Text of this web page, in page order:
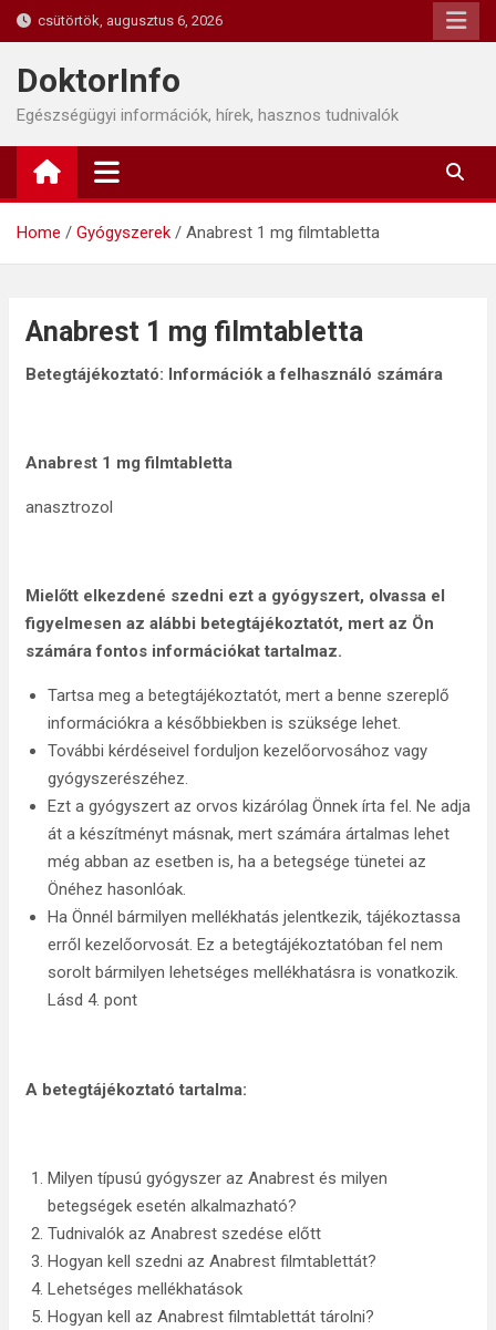
Skip
to
content
csütörtök, augusztus 6, 2026
DoktorInfo
Egészségügyi információk, hírek, hasznos tudnivalók
Home Gyógyszerek Anabrest 1 mg filmtabletta
Anabrest 1 mg filmtabletta
Betegtájékoztató: Információk a felhasználó számára
Anabrest 1 mg filmtabletta
anasztrozol
Mielőtt elkezdené szedni ezt a gyógyszert, olvassa el
figyelmesen az alábbi betegtájékoztatót, mert az Ön
számára fontos információkat tartalmaz.
Tartsa meg a betegtájékoztatót, mert a benne szereplő
információkra a későbbiekben is szüksége lehet.
További kérdéseivel forduljon kezelőorvosához vagy
gyógyszerészéhez.
Ezt a gyógyszert az orvos kizárólag Önnek írta fel. Ne adja
át a készítményt másnak, mert számára ártalmas lehet
még abban az esetben is, ha a betegsége tünetei az
Önéhez hasonlóak.
Ha Önnél bármilyen mellékhatás jelentkezik, tájékoztassa
erről kezelőorvosát. Ez a betegtájékoztatóban fel nem
sorolt bármilyen lehetséges mellékhatásra is vonatkozik.
Lásd 4. pont
A betegtájékoztató tartalma:
Milyen típusú gyógyszer az Anabrest és milyen
betegségek esetén alkalmazható?
Tudnivalók az Anabrest szedése előtt
Hogyan kell szedni az Anabrest filmtablettát?
Lehetséges mellékhatások
Hogyan kell az Anabrest filmtablettát tárolni?